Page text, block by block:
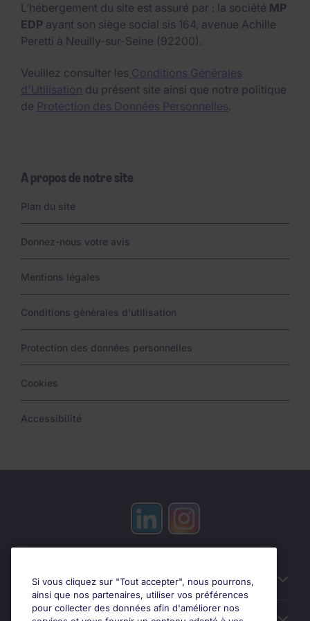
L’hébergement du site est assuré par : la société MP
EDP ayant son siège social sis 164, avenue Achille
Peretti à Neuilly-sur-Seine (92200).
Veuillez consulter les Conditions Générales
d'Utilisation du présent site ainsi que notre politique
de Protection des Données Personnelles.
A propos de notre site
Plan du site
Donnez-nous votre avis
Mentions légales
Conditions générales d'utilisation
Protection des données personnelles
Cookies
Accessibilité
Candidats
Si vous cliquez sur "Tout accepter", nous pourrons,
ainsi que nos partenaires, utiliser vos préférences
pour collecter des données afin d'améliorer nos